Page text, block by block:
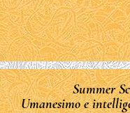
Summer
Umanesimo e